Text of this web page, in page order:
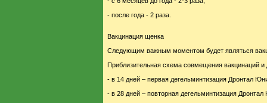
- после года - 2 раза.
Вакцинация щенка
Следующим важным моментом будет являться
Приблизительная схема совмещения вакцинаций и
- в 14 дней – первая дегельминтизация Дронтал
- в 28 дней – повторная дегельминтизация